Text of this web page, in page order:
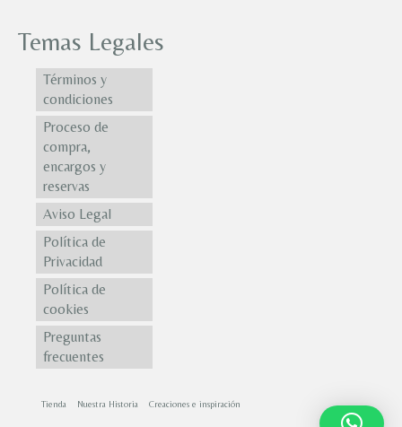
Temas Legales
Términos y
condiciones
Proceso de
compra,
encargos y
reservas
Aviso Legal
Política de
Privacidad
Política de
cookies
Preguntas
frecuentes
Tienda Nuestra Historia Creaciones e inspiración